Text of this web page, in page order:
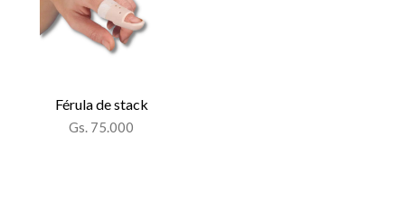
Férula de stack
Gs. 75.000